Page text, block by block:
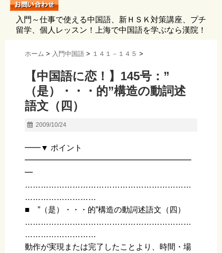
入門～仕事で使える中国語、新ＨＳＫ対策講座、プチ
留学、個人レッスン！上海で中国語を学ぶなら漢院！
ホーム > 入門中国語 > １４１－１４５ >
【中国語に恋！】145号：”
（是）・・・的”構造の動詞述
語文（四）
2009/10/24
━━▼ ポイント
━━━━━━━━━━━━━━━━━━━━━
━
………………………………………………………
………………………
■ ”（是）・・・的”構造の動詞述語文（四）
………………………………………………………
………………………
動作が実現または完了したことより、時間・場